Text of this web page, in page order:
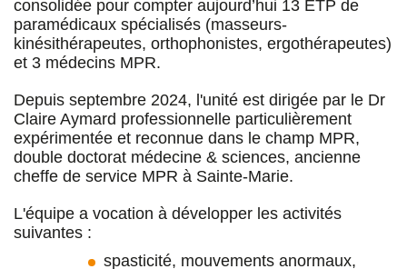
Dr Alix Romier
Responsable activité
Dr Marie Scuccimarra
Neurologue
Neurologue, praticien titulaire. Epilepsies de
l'adulte
consolidée pour compter aujourd’hui 13 ETP de
paramédicaux spécialisés (masseurs-
kinésithérapeutes, orthophonistes, ergothérapeutes)
et 3 médecins MPR.
Depuis septembre 2024, l'unité est dirigée par le Dr
Claire Aymard professionnelle particulièrement
expérimentée et reconnue dans le champ MPR,
double doctorat médecine & sciences, ancienne
cheffe de service MPR à Sainte-Marie.
L'équipe a vocation à développer les activités
suivantes :
spasticité, mouvements anormaux,